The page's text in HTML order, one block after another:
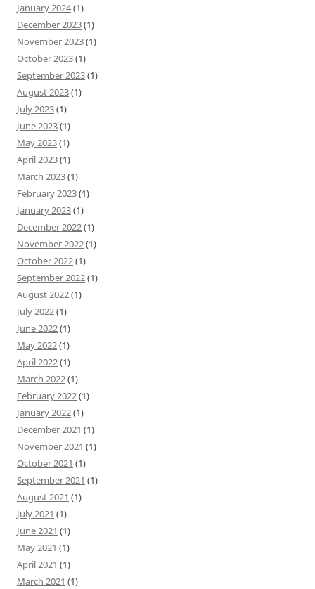
January 2024(1)
December 2023(1)
November 2023(1)
October 2023(1)
September 2023(1)
August 2023(1)
July 2023(1)
June 2023(1)
May 2023(1)
April 2023(1)
March 2023(1)
February 2023(1)
January 2023(1)
December 2022(1)
November 2022(1)
October 2022(1)
September 2022(1)
August 2022(1)
July 2022(1)
June 2022(1)
May 2022(1)
April 2022(1)
March 2022(1)
February 2022(1)
January 2022(1)
December 2021 (1)
November 2021 (1)
October 2021 (1)
September 2021 (1)
August 2021 (1)
July 2021 (1)
June 2021 (1)
May 2021 (1)
April 2021 (1)
March 2021 (1)